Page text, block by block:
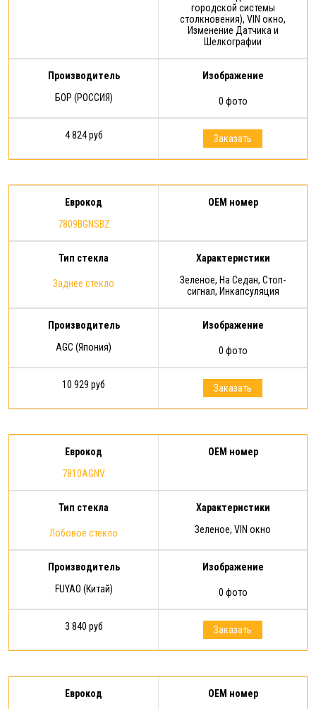
городской системы
столкновения), VIN окно,
Изменение Датчика и
Шелкографии
Производитель
БОР (РОССИЯ)
Изображение
0 фото
4 824 руб Заказать
Еврокод
7809BGNSBZ
OEM номер
Тип стекла
Заднее стекло
Характеристики
Зеленое, На Седан, Стоп-
сигнал, Инкапсуляция
Производитель
AGC (Япония)
Изображение
0 фото
10 929 руб Заказать
Еврокод
7810AGNV
OEM номер
Тип стекла
Лобовое стекло
Характеристики
Зеленое, VIN окно
Производитель
FUYAO (Китай)
Изображение
0 фото
3 840 руб Заказать
Еврокод
OEM номер